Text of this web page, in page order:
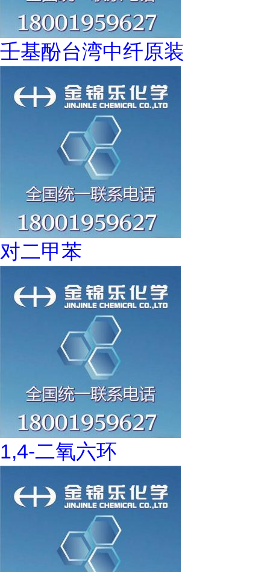
壬基酚台湾中纤原装
对二甲苯
1,4-二氧六环